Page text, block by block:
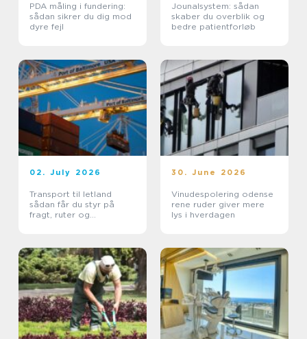
PDA måling i fundering:
sådan sikrer du dig mod
dyre fejl
Jounalsystem: sådan
skaber du overblik og
bedre patientforløb
02. July 2026
Transport til letland
sådan får du styr på
fragt, ruter og
30. June 2026
Vinudespolering odense
rene ruder giver mere
lys i hverdagen